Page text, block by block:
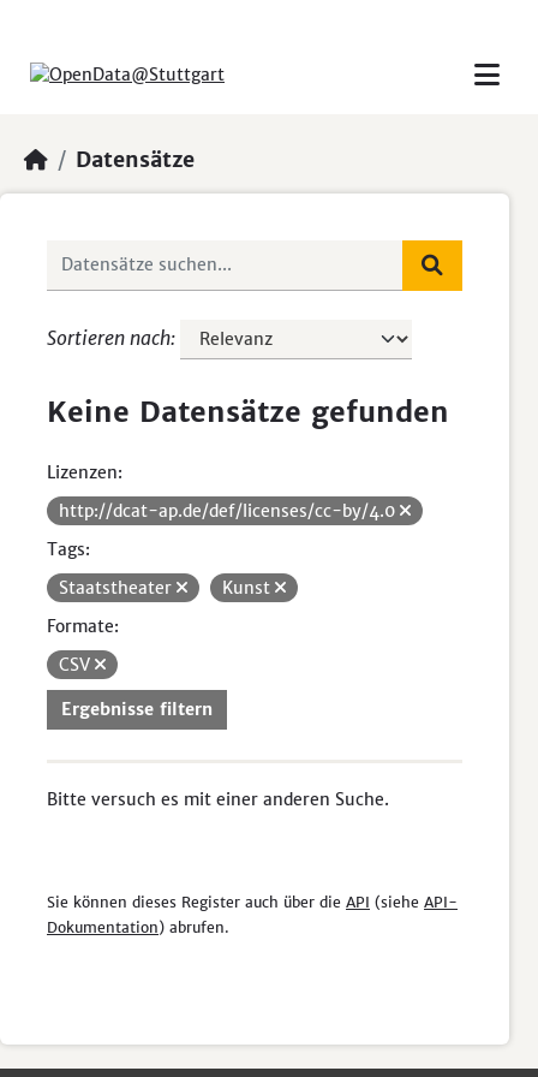
Datensätze
Sortieren nach
Keine Datensätze gefunden
Lizenzen:
http://dcat-ap.de/def/licenses/cc-by/4.0
Tags:
Staatstheater
Kunst
Formate:
CSV
Ergebnisse filtern
Bitte versuch es mit einer anderen Suche.
Sie können dieses Register auch über die API (siehe API-
Dokumentation) abrufen.